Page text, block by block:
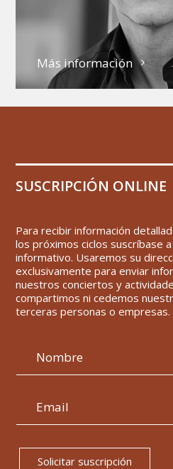
Más información
SUSCRIPCIÓN ONLINE
Para recibir información
los próximos ciclos suscríbase
informativo. Usaremos su
exclusivamente para enviar
nuestros conciertos y
compartimos ni cedemos
terceras personas o empresas.
Solicitar suscripción